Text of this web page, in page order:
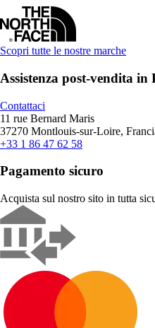
Scopri tutte le nostre marche
Assistenza post-vendita in
Contattaci
11 rue Bernard Maris
37270 Montlouis-sur-Loire,
+33 1 86 47 62 58
Pagamento sicuro
Acquista sul nostro sito in tutta